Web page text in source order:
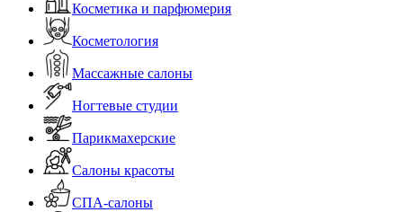
Косметика и парфюмерия
Косметология
Массажные салоны
Ногтевые студии
Парикмахерские
Салоны красоты
СПА-салоны